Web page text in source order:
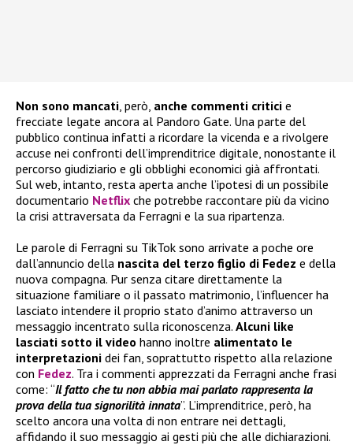
Non sono mancati , però, anche commenti critici e
frecciate legate ancora al Pandoro Gate. Una parte del
pubblico continua infatti a ricordare la vicenda e a rivolgere
accuse nei confronti dell’imprenditrice digitale, nonostante il
percorso giudiziario e gli obblighi economici già affrontati.
Sul web, intanto, resta aperta anche l’ipotesi di un possibile
documentario Netflix che potrebbe raccontare più da vicino
la crisi attraversata da Ferragni e la sua ripartenza.
Le parole di Ferragni su TikTok sono arrivate a poche ore
dall’annuncio della nascita del terzo figlio di Fedez e della
nuova compagna. Pur senza citare direttamente la
situazione familiare o il passato matrimonio, l’influencer ha
lasciato intendere il proprio stato d’animo attraverso un
messaggio incentrato sulla riconoscenza. Alcuni like
lasciati sotto il video hanno inoltre alimentato le
interpretazioni dei fan, soprattutto rispetto alla relazione
con Fedez. Tra i commenti apprezzati da Ferragni anche frasi
come: “Il fatto che tu non abbia mai parlato rappresenta la
prova della tua signorilità innata”. L’imprenditrice, però, ha
scelto ancora una volta di non entrare nei dettagli,
affidando il suo messaggio ai gesti più che alle dichiarazioni.